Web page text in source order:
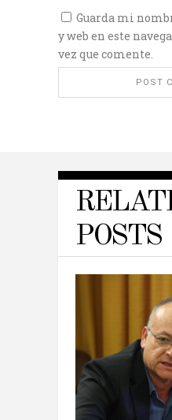
Guarda mi
y web en este
vez que comente.
POSTS